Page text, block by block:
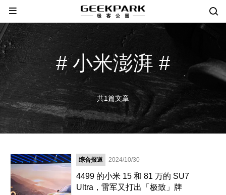
# 小米澎湃 #
共1篇文章
综合报道 2024/10/30
4499 的小米 15 和 81 万的 SU7
Ultra，雷军又打出「极致」牌